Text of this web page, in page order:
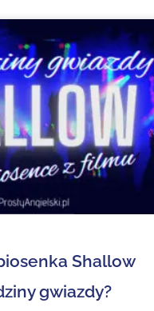
Shallow
gwiazdy?